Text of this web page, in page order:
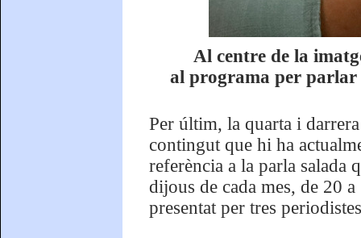
Al centre de la
al programa per parlar
Per últim, la quarta i
contingut que hi ha
referència a la parla salada
dijous de cada mes, de 20
presentat per tres